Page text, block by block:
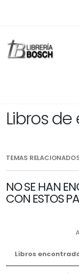
Libros de
TEMAS
NO SE HAN
CON ESTOS
Libros